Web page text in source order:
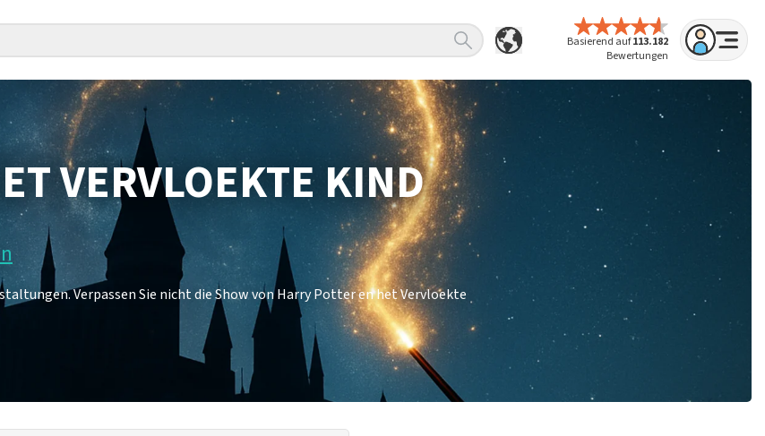
Basierend auf113.182
Bewertungen
VERVLOEKTE KIND
Verpassen Sie nicht die Show von Harry Potter en het Vervloekte